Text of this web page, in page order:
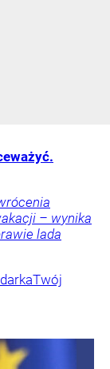
– wynika
lada
Twój